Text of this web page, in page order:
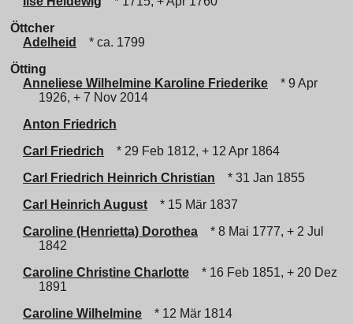
Öttcher
Adelheid
* ca. 1799
Ötting
Anneliese Wilhelmine Karoline Friederike
* 9 Apr
1926, + 7 Nov 2014
Anton Friedrich
Carl Friedrich
* 29 Feb 1812, + 12 Apr 1864
Carl Friedrich Heinrich Christian
* 31 Jan 1855
Carl Heinrich August
* 15 Mär 1837
Caroline (Henrietta) Dorothea
* 8 Mai 1777, + 2 Jul
1842
Caroline Christine Charlotte
* 16 Feb 1851, + 20 Dez
1891
Caroline Wilhelmine
* 12 Mär 1814